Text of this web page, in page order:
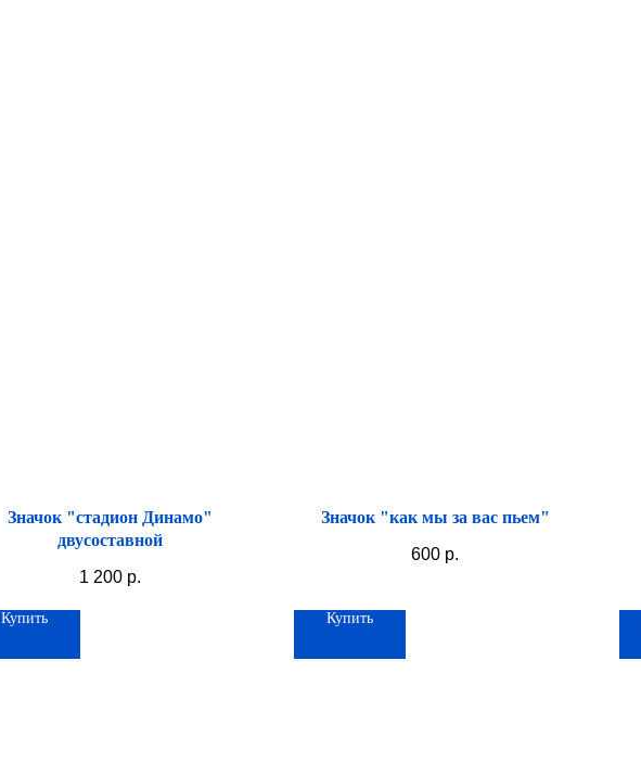
Значок "стадион Динамо"
двусоставной
1 200 р.
Купить
Значок "как мы за вас пьем"
600 р.
Купить